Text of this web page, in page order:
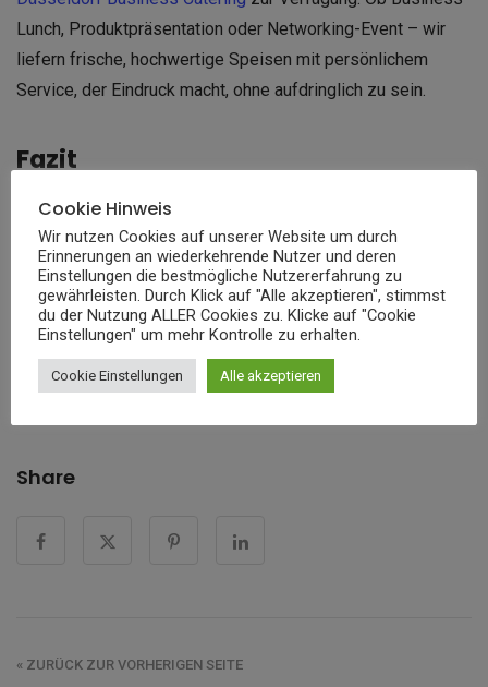
Lunch, Produktpräsentation oder Networking-Event – wir
liefern frische, hochwertige Speisen mit persönlichem
Service, der Eindruck macht, ohne aufdringlich zu sein.
Fazit
Cateringohne Servicepersonal ist eine Illusion.
Professionell geschulte Mitarbeitende sorgen dafür, dass
Ihr Event kulinarisch und organisatorisch überzeugt – selbst
unter schwierigen Bedingungen. Mit dem Caterer Ihres
Vertrauens – Meisterküche Reichard – erhalten Sie nicht nur
exzellente Menüs, sondern auch ein Team, das Sie und Ihre
Share
« ZURÜCK ZUR VORHERIGEN SEITE
Cookie Hinweis
Wir nutzen Cookies auf unserer Website um durch
Erinnerungen an wiederkehrende Nutzer und deren
Einstellungen die bestmögliche Nutzererfahrung zu
gewährleisten. Durch Klick auf "Alle akzeptieren", stimmst
du der Nutzung ALLER Cookies zu. Klicke auf "Cookie
Einstellungen" um mehr Kontrolle zu erhalten.
Cookie Einstellungen Alle akzeptieren